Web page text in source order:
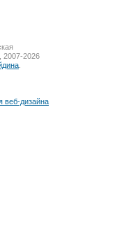
2007-2026
веб-дизайна